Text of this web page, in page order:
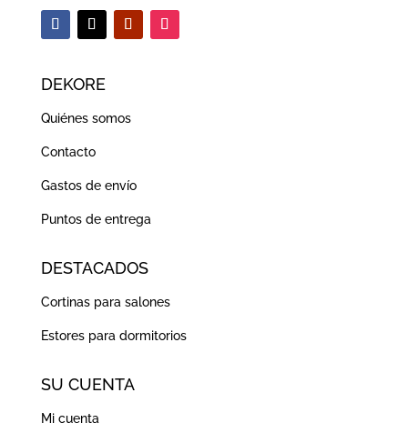
DEKORE
Quiénes somos
Contacto
Gastos de envío
Puntos de entrega
DESTACADOS
Cortinas para salones
Estores para dormitorios
SU CUENTA
Mi cuenta